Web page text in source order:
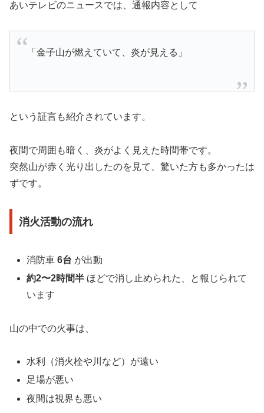
あいテレビのニュースでは、通報内容として
「金子山が燃えていて、炎が見える」
という証言も紹介されています。
夜間で周囲も暗く、炎がよく見えた時間帯です。
突然山が赤く光り出したのを見て、驚いた方も多かったは
ずです。
消火活動の流れ
消防車6台 が出動
約2〜2時間半 ほどで消し止められた、と報じられて
います
山の中での火事は、
水利（消火栓や川など）が遠い
足場が悪い
夜間は視界も悪い